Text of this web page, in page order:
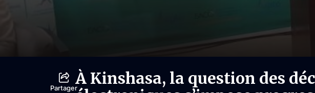
PartagerÀ Kinshasa, la question des